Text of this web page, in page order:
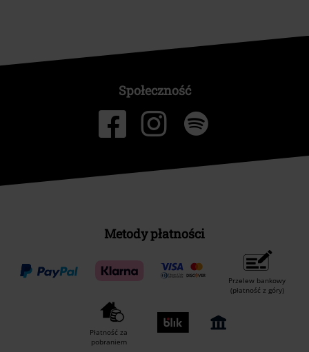
Społeczność
Metody płatności
Przelew bankowy
(płatność z góry)
Płatność za
pobraniem